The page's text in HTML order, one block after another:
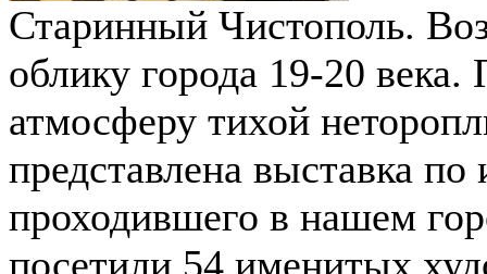
Старинный Чистополь.
облику города 19-20 века.
атмосферу тихой
представлена выставка
проходившего в нашем
посетили 54 именитых